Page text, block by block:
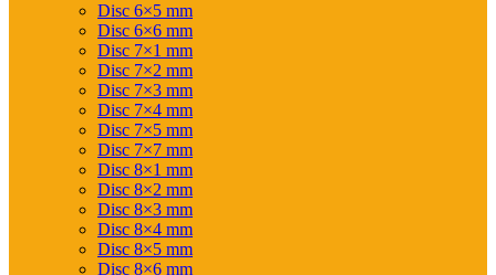
Disc 6×5 mm
Disc 6×6 mm
Disc 7×1 mm
Disc 7×2 mm
Disc 7×3 mm
Disc 7×4 mm
Disc 7×5 mm
Disc 7×7 mm
Disc 8×1 mm
Disc 8×2 mm
Disc 8×3 mm
Disc 8×4 mm
Disc 8×5 mm
Disc 8×6 mm